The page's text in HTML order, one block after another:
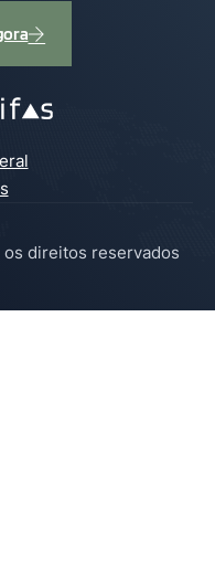
direitos reservados